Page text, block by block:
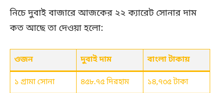
নিচে দুবাই বাজারে আজকের ২২ ক্যারেট সোনার দাম
কত আছে তা দেওয়া হলো:
ওজন দুবাই দাম বাংলা টাকায়
১ গ্রামা সোনা ৪৫৮.৭৫ দিরহাম
১৪,৭৩৫ টাকা